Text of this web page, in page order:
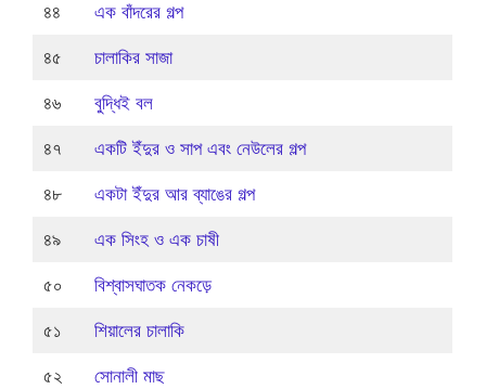
৪৪ এক বাঁদরের গল্প
৪৫ চালাকির সাজা
৪৬ বুদ্ধিই বল
৪৭ একটি ইঁদুর ও সাপ এবং নেউলের গল্প
৪৮ একটা ইঁদুর আর ব্যাঙের গল্প
৪৯ এক সিংহ ও এক চাষী
৫০ বিশ্বাসঘাতক নেকড়ে
৫১ শিয়ালের চালাকি
৫২ সোনালী মাছ